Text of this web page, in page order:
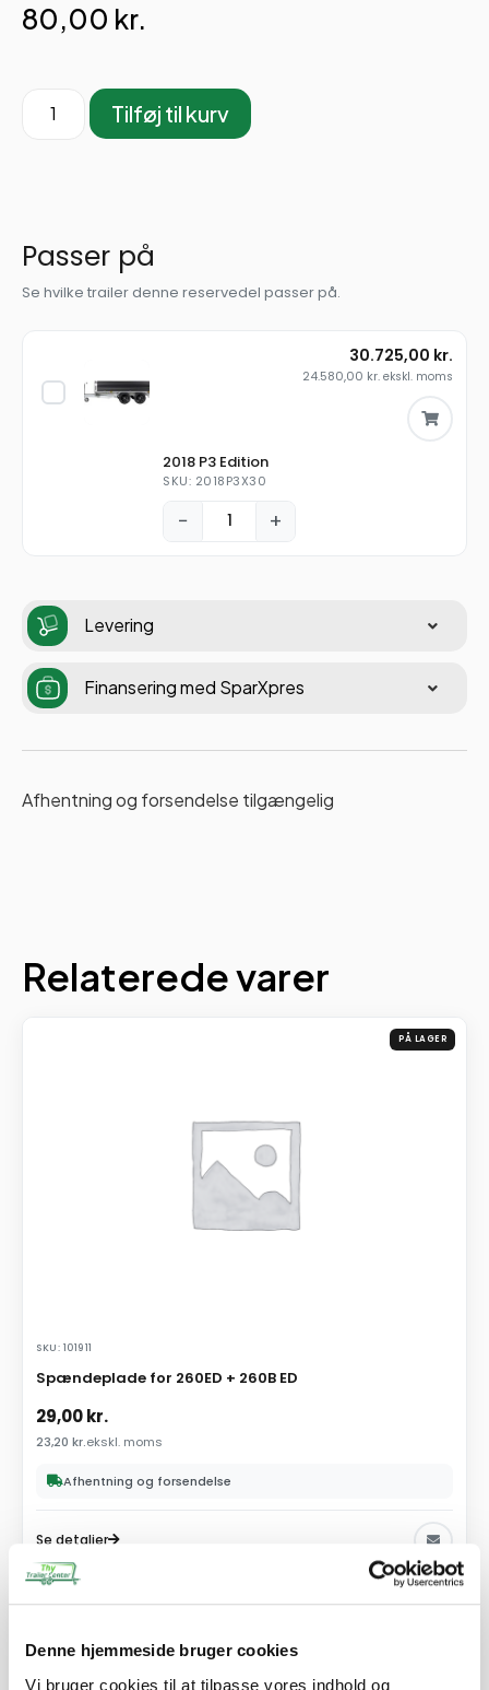
Denne hjemmeside bruger cookies
Vi bruger cookies til at tilpasse vores indhold og
80,00 kr.
Tilføj til kurv
Passer på
Se hvilke trailer denne reservedel passer på.
2018 P3 Edition
SKU: 2018P3X30
− +
30.725,00 kr.
24.580,00 kr. ekskl. moms
Levering
Finansering med SparXpres
Afhentning og forsendelse tilgængelig
Relaterede varer
PÅ LAGER
SKU: 101911
Spændeplade for 260ED + 260B ED
29,00kr.
23,20 kr.ekskl. moms
Afhentning og forsendelse
Se detaljer